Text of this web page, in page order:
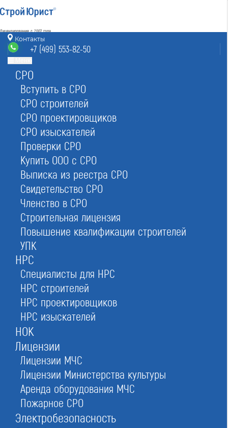
Лицензирование с 2007 года
4.93
Наш рейтинг
80отзывов
8 (800) 700-15-25
без выходных 7:00-20:00
+7 (499) 553-82-50
Москва, ст. м.«Баррикадная»,
ул. Большая Грузинская 12, строение 2, офис 9
Контакты
+7 (499) 553-82-50
СРО
Вступить в СРО
СРО строителей
СРО проектировщиков
СРО изыскателей
Проверки СРО
Купить ООО с СРО
Выписка из реестра СРО
Свидетельство СРО
Членство в СРО
Строительная лицензия
Повышение квалификации строителей
УПК
НРС
Специалисты для НРС
НРС строителей
НРС проектировщиков
НРС изыскателей
НОК
Лицензии
Лицензии МЧС
Лицензии Министерства культуры
Аренда оборудования МЧС
Пожарное СРО
Электробезопасность
Главная Реестр СРО Изыскателей
Ассоциация «ПРИИС»
Оставьте заявку прямо сейчас
Заказать консультацию
При отправке данной формы вы соглашаетесь с политикой о предоставлении
персональных данных.
Рейтинг 4/5